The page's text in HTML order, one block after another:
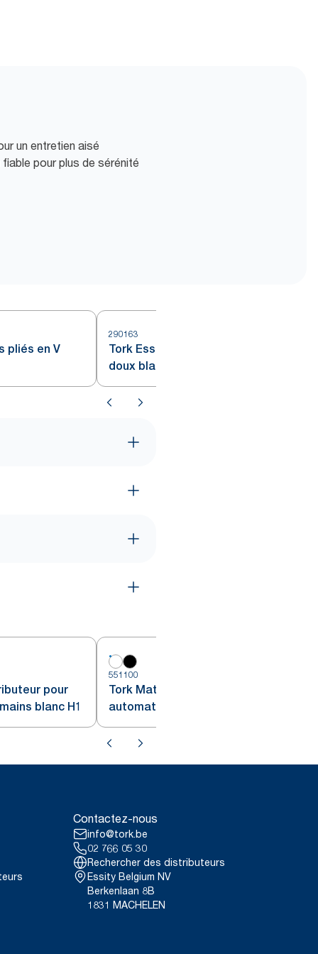
un entretien aisé
pour plus de sérénité
pliés en V
290163
Tork Essuie-mains pliés en V
doux blancs H3
pour
blanc H1
551100
Tork Matic® Distributeur
automatique pour essuie-mains
rouleau blanc H1
Contactez-nous
info@tork.be
02 766 05 30
Rechercher des distributeurs
Essity Belgium NV
Berkenlaan 8B
1831 MACHELEN